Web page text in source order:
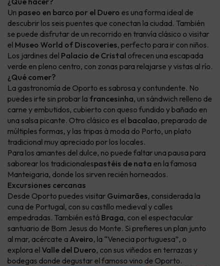
Un paseo en barco por el Duero es una forma ideal de
descubrir los seis puentes que conectan la ciudad. También
se puede disfrutar de un recorrido en tranvía clásico o visitar
el Museo World of Discoveries, perfecto para ir con niños.
Los jardines del Palacio de Cristal ofrecen una escapada
verde en pleno centro, con zonas para relajarse y vistas al río.
¿Qué comer?
La gastronomía de Oporto es sabrosa y contundente. No
puedes irte sin probar la francesinha, un sándwich relleno de
carne y embutidos, cubierto con queso fundido y bañado en
una salsa picante. Otro clásico es el bacalao, preparado de
múltiples formas, y las tripas à moda do Porto, un plato
tradicional muy apreciado por los locales.
Para los amantes del dulce, no puede faltar una pausa para
saborear los tradicionalespastéis de nata en la famosa
Manteigaria, donde los sirven recién horneados.
Excursiones cercanas
Desde Oporto puedes visitar Guimarães, considerada la
cuna de Portugal, con su castillo medieval y calles
empedradas. También está Braga, con el espectacular
santuario de Bom Jesus do Monte. Si prefieres un plan junto
al mar, acércate a Aveiro, la “Venecia portuguesa”, o
explora el Valle del Duero, con sus viñedos en terrazas y
bodegas donde degustar el famoso vino de Oporto.